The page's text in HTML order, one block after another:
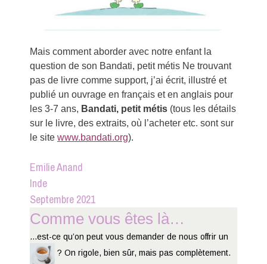
Mais comment aborder avec notre enfant la
question de son Bandati, petit métis Ne trouvant
pas de livre comme support, j’ai écrit, illustré et
publié un ouvrage en français et en anglais pour
les 3-7 ans, Bandati, petit métis (tous les détails
sur le livre, des extraits, où l’acheter etc. sont sur
le sitewww.bandati.org).
Emilie Anand
Inde
Septembre 2021
Comme vous êtes là…
...est-ce qu’on peut vous demander de nous offrir un
? On rigole, bien sûr, mais pas complètement.